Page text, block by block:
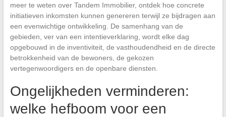
meer te weten over Tandem Immobilier, ontdek hoe concrete
initiatieven inkomsten kunnen genereren terwijl ze bijdragen aan
een evenwichtige ontwikkeling. De samenhang van de
gebieden, ver van een intentieverklaring, wordt elke dag
opgebouwd in de inventiviteit, de vasthoudendheid en de directe
betrokkenheid van de bewoners, de gekozen
vertegenwoordigers en de openbare diensten.
Ongelijkheden verminderen:
welke hefboom voor een